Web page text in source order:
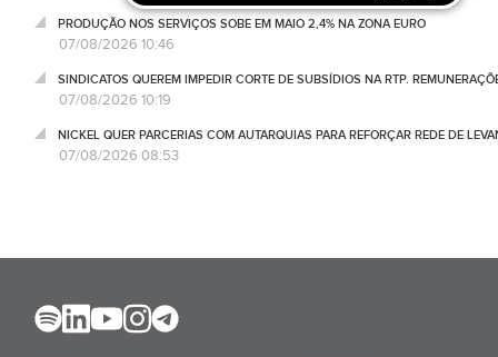
PRODUÇÃO NOS SERVIÇOS SOBE EM MAIO 2,4% NA ZONA EURO
07/08/2026 10:46
SINDICATOS QUEREM IMPEDIR CORTE DE SUBSÍDIOS NA RTP.
07/08/2026 10:19
NICKEL QUER PARCERIAS COM AUTARQUIAS PARA REFORÇAR REDE DE
07/08/2026 08:53